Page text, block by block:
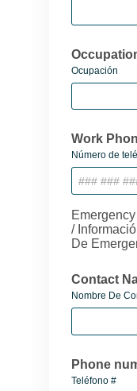
Ocupación
Work
Número de
/
De
Contact
Nombre De
Phone
Teléfono #